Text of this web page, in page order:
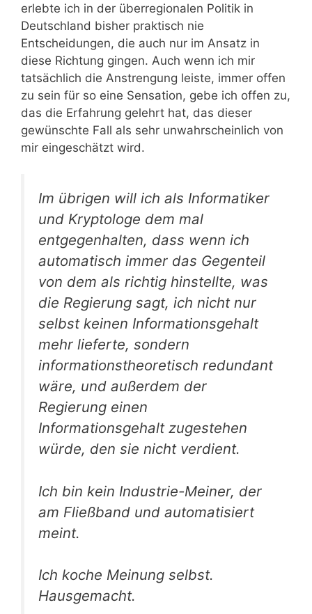
erlebte ich in der überregionalen Politik in
Deutschland bisher praktisch nie
Entscheidungen, die auch nur im Ansatz in
diese Richtung gingen. Auch wenn ich mir
tatsächlich die Anstrengung leiste, immer offen
zu sein für so eine Sensation, gebe ich offen zu,
das die Erfahrung gelehrt hat, das dieser
gewünschte Fall als sehr unwahrscheinlich von
mir eingeschätzt wird.
Im übrigen will ich als Informatiker
und Kryptologe dem mal
entgegenhalten, dass wenn ich
automatisch immer das Gegenteil
von dem als richtig hinstellte, was
die Regierung sagt, ich nicht nur
selbst keinen Informationsgehalt
mehr lieferte, sondern
informationstheoretisch redundant
wäre, und außerdem der
Regierung einen
Informationsgehalt zugestehen
würde, den sie nicht verdient.
Ich bin kein Industrie-Meiner, der
am Fließband und automatisiert
meint.
Ich koche Meinung selbst.
Hausgemacht.